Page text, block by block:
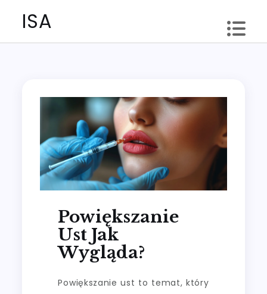
ISA
Powiększanie
Ust Jak
Wygląda?
Powiększanie ust to temat, który